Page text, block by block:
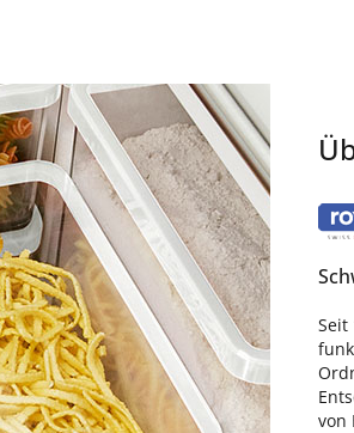
Seit
von